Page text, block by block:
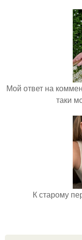
Мой ответ на
таки
К старому